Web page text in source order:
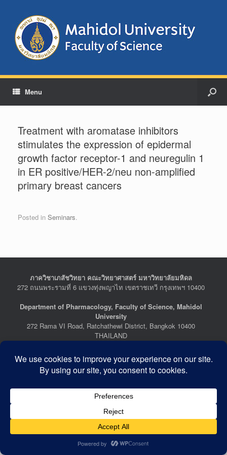
Menu
Treatment with aromatase inhibitors
stimulates the expression of epidermal
growth factor receptor-1 and neuregulin 1
in ER positive/HER-2/neu non-amplified
primary breast cancers
Posted in Seminars.
ภาควิชาเภสัชวิทยา คณะวิทยาศาสตร์ มหาวิทยาลัยมหิดล
272 ถนนพระรามที่ 6 แขวงทุ่งพญาไท เขตราชเทวี กรุงเทพฯ 10400
Department of Pharmacology, Faculty of Science, Mahidol
University
272 Rama VI Road, Ratchathewi District, Bangkok 10400
THAILAND
Facebook :
Department of Pharmacology
Last Updated: July 21, 2026